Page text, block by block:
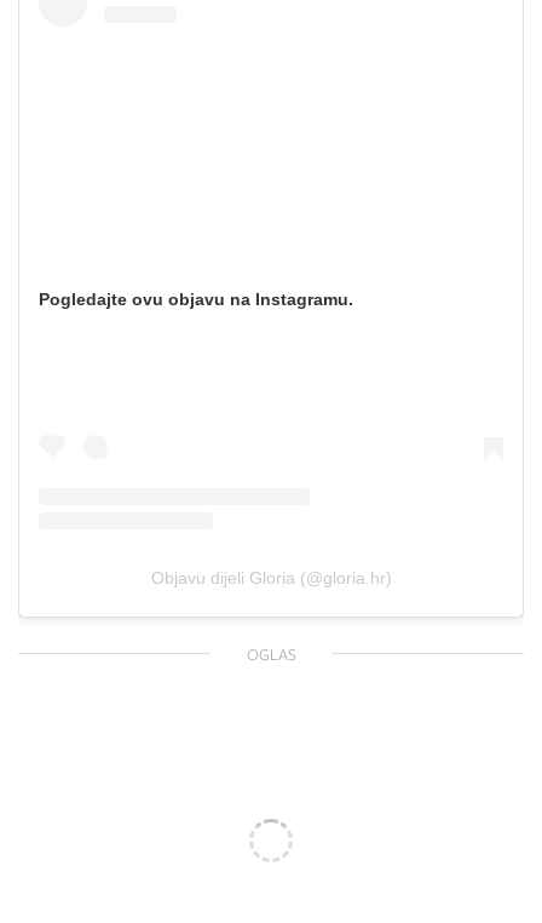
Pogledajte ovu objavu na Instagramu.
Objavu dijeli Gloria (@gloria.hr)
OGLAS